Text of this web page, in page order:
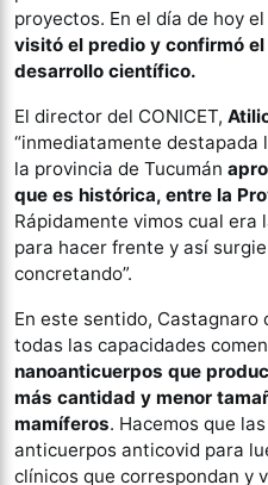
proyectos. En el día de hoy el
visitó el predio y confirmó
desarrollo científico.
El director del CONICET,
“inmediatamente destapada
la provincia de Tucumán
que es histórica, entre la
Rápidamente vimos cual era
para hacer frente y así
concretando”.
En este sentido, Castagnaro
todas las capacidades
nanoanticuerpos que
más cantidad y menor
mamíferos. Hacemos que
anticuerpos anticovid para
clínicos que correspondan y